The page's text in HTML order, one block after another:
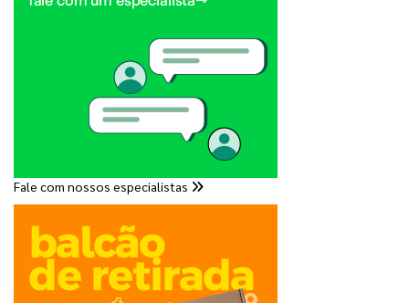
Fale com nossos especialistas